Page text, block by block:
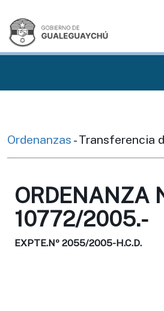
Ordenanzas - Transferencia
ORDENANZA
10772/2005.-
EXPTE.Nº 2055/2005-H.C.D.